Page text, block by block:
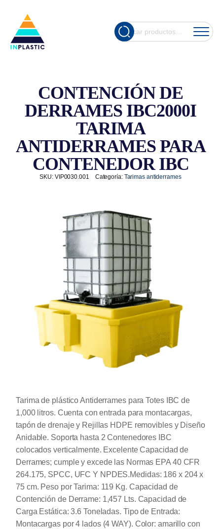
Buscar
por:
Cuando hay
CONTENCIÓN DE
DERRAMES IBC2000I
TARIMA
ANTIDERRAMES PARA
CONTENEDOR IBC
SKU: VIP0030.001 Categoría: Tarimas antiderrames
Tarima de plástico Antiderrames para Totes IBC de
1,000 litros. Cuenta con entrada para montacargas,
tapón de drenaje y Rejillas HDPE removibles y Diseño
Anidable. Soporta hasta 2 Contenedores IBC
colocados verticalmente. Excelente Capacidad de
Derrames; cumple y excede las Normas EPA 40 CFR
264.175, SPCC, UFC Y NPDES.Medidas: 186 x 204 x
75 cm. Peso por Tarima: 119 Kg. Capacidad de
Contención de Derrame: 1,457 Lts. Capacidad de
Carga Estática: 3.6 Toneladas. Tipo de Entrada:
Montacargas por 4 lados (4 WAY). Color: amarillo con